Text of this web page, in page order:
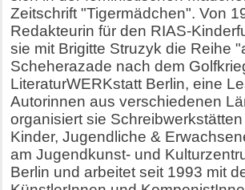
Zeitschrift "Tigermädchen". Von
Redakteurin für den RIAS-
sie mit Brigitte Struzyk die Reihe
Scheherazade nach dem
LiteraturWERKstatt Berlin, eine
Autorinnen aus verschiedenen
organisiert sie
Kinder, Jugendliche &
am Jugendkunst- und
Berlin und arbeitet seit 1993 mit